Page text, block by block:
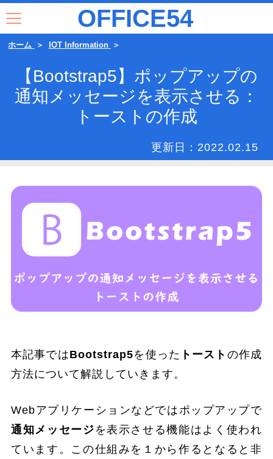
OFFICE54
ホーム IOT Information
【Bootstrap5】ポップアップの
通知メッセージを表示させる：
トーストの作成
更新日： 2022.02.15
本記事ではBootstrap5を使った トースト の作成
方法について解説していきます。
Webアプリケーションなどではポップアップで
通知メッセージ を表示させる機能はよく使われ
ています。この仕組みを１から作るとなると非